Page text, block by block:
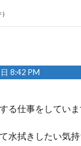
8:42 PM
る仕事をしていま
水拭きしたい気